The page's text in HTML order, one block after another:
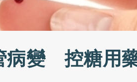
病變 控糖用